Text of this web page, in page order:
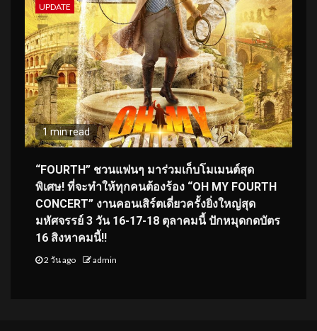
UPDATE
1 min read
“FOURTH” ชวนแฟนๆ มาร่วมเก็บโมเมนต์สุด
พิเศษ! ที่จะทำให้ทุกคนต้องร้อง “OH MY FOURTH
CONCERT” งานคอนเสิร์ตเดี่ยวครั้งยิ่งใหญ่สุด
มหัศจรรย์ 3 วัน 16-17-18 ตุลาคมนี้ ปักหมุดกดบัตร
16 สิงหาคมนี้!!
2 วัน ago admin